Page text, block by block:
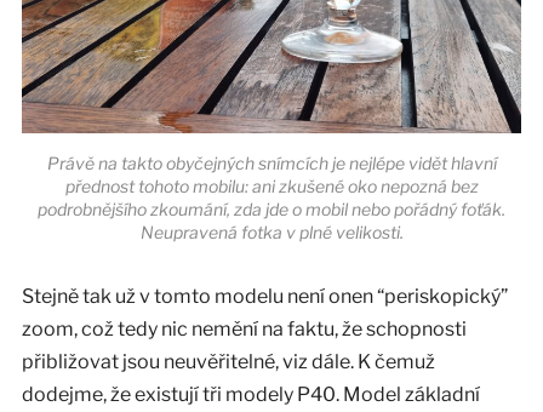
Právě na takto obyčejných snímcích je nejlépe vidět hlavní
přednost tohoto mobilu: ani zkušené oko nepozná bez
podrobnějšího zkoumání, zda jde o mobil nebo pořádný foťák.
Neupravená fotka v plné velikosti.
Stejně tak už v tomto modelu není onen “periskopický”
zoom, což tedy nic nemění na faktu, že schopnosti
přibližovat jsou neuvěřitelné, viz dále. K čemuž
dodejme, že existují tři modely P40. Model základní